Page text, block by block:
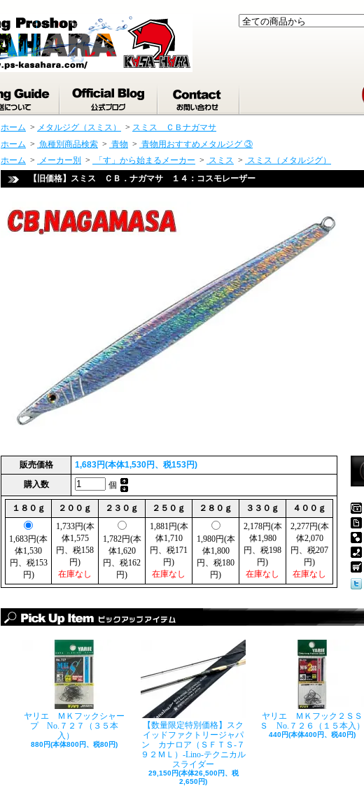
ホーム > メタルジグ（スミス） > スミス ＣＢナガマサ
ホーム > 魚種別商品検索 > 青物 > 青物用おすすめメタルジグ ③
ホーム > メーカー別 > 「す」から始まるメーカー > スミス > スミス（メタルジグ）
【旧価格】スミス ＣＢ．ナガマサ １４：コスモレーザー
販売価格
1,683円(本体1,530円、税153円)
購入数
個
１８０ｇ ２００ｇ ２３０ｇ ２５０ｇ ２８０ｇ ３３０ｇ ４００ｇ
1,683円(本
体1,530
円、税153
円)
1,733円(本
体1,575
円、税158
円)
在庫なし
1,782円(本
体1,620
円、税162
円)
1,881円(本
体1,710
円、税171
円)
在庫なし
1,980円(本
体1,800
円、税180
円)
2,178円(本
体1,980
円、税198
円)
在庫なし
2,277円(本
体2,070
円、税207
円)
在庫なし
ヤリエ ＭＫフックシャー
プ No.７２７（３５本
入）
880円(本体800円、税80円)
【数量限定特別価格】スク
イッドファクトリージャパ
ン カナロア（ＳＦＴＳ-７
９２ＭＬ）-Lino-テクニカル
スライダー
29,150円(本体26,500円、税
2,650円)
ヤリエ ＭＫフック２ＳＳ
Ｓ No.７２６（１５本入）
440円(本体400円、税40円)